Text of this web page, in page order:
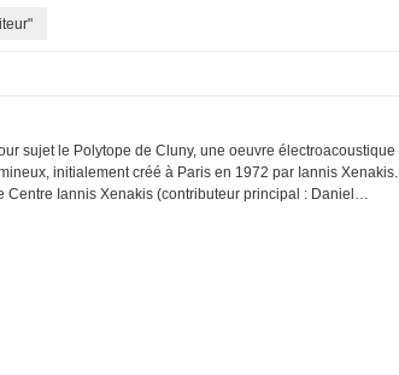
sujet le Polytope de Cluny, une oeuvre électroacoustique
initialement créé à Paris en 1972 par Iannis Xenakis.
Centre Iannis Xenakis (contributeur principal : Daniel…